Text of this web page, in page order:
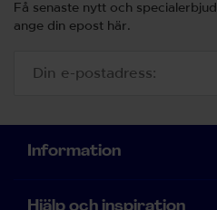
Få senaste nytt och
ange din epost här.
Information